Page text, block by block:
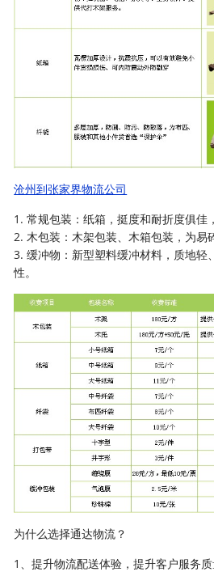
沧州到张家界物流公司
1. 常规包装：纸箱，挺度和耐折度俱佳
2. 木包装：木架包装、木箱包装，为易
3. 缓冲物：新型塑料缓冲材料，质地轻
性。
为什么选择通达物流？
1、提升物流配送体验，提升客户服务质